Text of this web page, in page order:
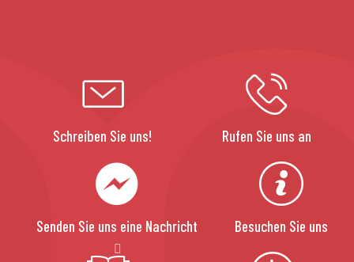
Schreiben Sie uns! Rufen Sie uns an
Senden Sie uns eine Nachricht Besuchen Sie uns